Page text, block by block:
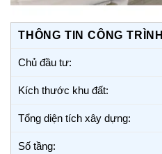
THÔNG TIN CÔNG TRÌNH
Chủ đầu tư:
Kích thước khu đất:
Tổng diện tích xây dựng:
Số tầng: